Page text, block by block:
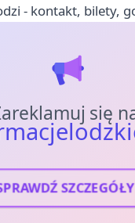
- kontakt, bilety,
się
SZCZEGÓŁY